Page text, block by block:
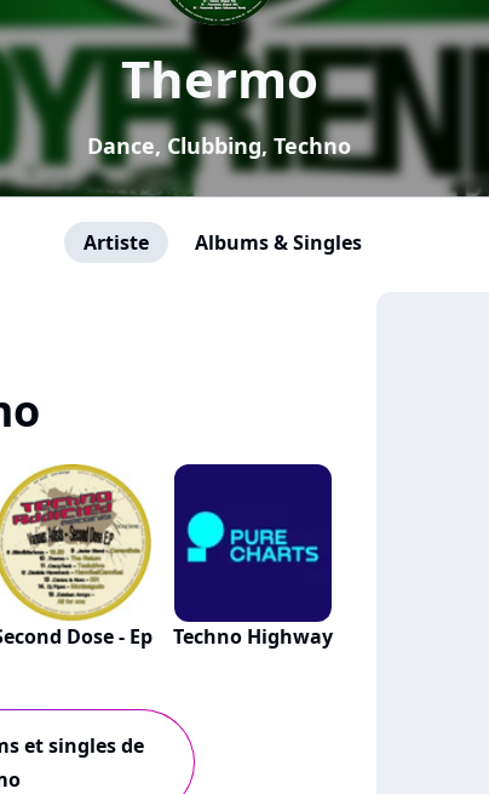
Thermo
Dance, Clubbing, Techno
Artiste Albums & Singles
Dose - Ep Techno Highway
et singles de